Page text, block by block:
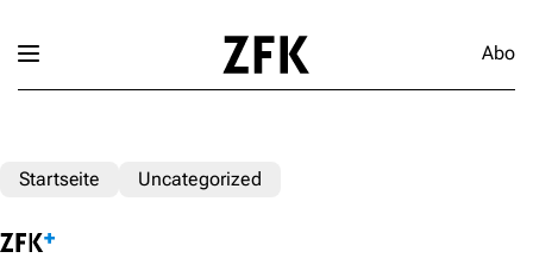
Abo
Startseite Uncategorized